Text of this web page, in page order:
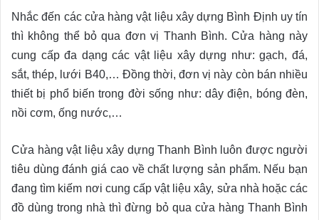
Nhắc đến các cửa hàng vật liệu xây dựng Bình Định uy tín
thì không thể bỏ qua đơn vị Thanh Bình. Cửa hàng này
cung cấp đa dạng các vật liệu xây dựng như: gạch, đá,
sắt, thép, lưới B40,… Đồng thời, đơn vị này còn bán nhiều
thiết bị phổ biến trong đời sống như: dây điện, bóng đèn,
nồi cơm, ống nước,…
Cửa hàng vật liệu xây dựng Thanh Bình luôn được người
tiêu dùng đánh giá cao về chất lượng sản phẩm. Nếu bạn
đang tìm kiếm nơi cung cấp vật liệu xây, sửa nhà hoặc các
đồ dùng trong nhà thì đừng bỏ qua cửa hàng Thanh Bình